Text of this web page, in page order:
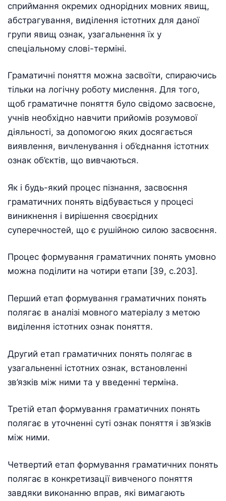
сприймання окремих однорідних мовних явищ,
абстрагування, виділення істотних для даної
групи явищ ознак, узагальнення їх у
спеціальному слові-терміні.
Граматичні поняття можна засвоїти, спираючись
тільки на логічну роботу мислення. Для того,
щоб граматичне поняття було свідомо засвоєне,
учнів необхідно навчити прийомів розумової
діяльності, за допомогою яких досягається
виявлення, вичленування і об’єднання істотних
ознак об’єктів, що вивчаються.
Як і будь-який процес пізнання, засвоєння
граматичних понять відбувається у процесі
виникнення і вирішення своєрідних
суперечностей, що є рушійною силою засвоєння.
Процес формування граматичних понять умовно
можна поділити на чотири етапи [39, с.203].
Перший етап формування граматичних понять
полягає в аналізі мовного матеріалу з метою
виділення істотних ознак поняття.
Другий етап граматичних понять полягає в
узагальненні істотних ознак, встановленні
зв’язків між ними та у введенні терміна.
Третій етап формування граматичних понять
полягає в уточненні суті ознак поняття і зв’язків
між ними.
Четвертий етап формування граматичних понять
полягає в конкретизації вивченого поняття
завдяки виконанню вправ, які вимагають